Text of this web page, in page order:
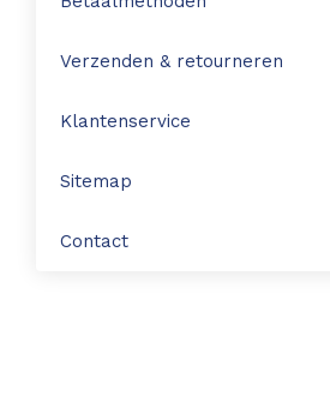
Verzenden & retourneren
Klantenservice
Sitemap
Contact